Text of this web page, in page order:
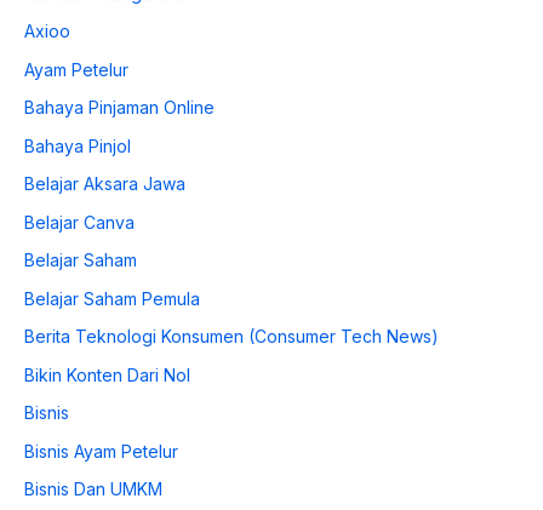
Axioo
Ayam Petelur
Bahaya Pinjaman Online
Bahaya Pinjol
Belajar Aksara Jawa
Belajar Canva
Belajar Saham
Belajar Saham Pemula
Berita Teknologi Konsumen (Consumer Tech News)
Bikin Konten Dari Nol
Bisnis
Bisnis Ayam Petelur
Bisnis Dan UMKM